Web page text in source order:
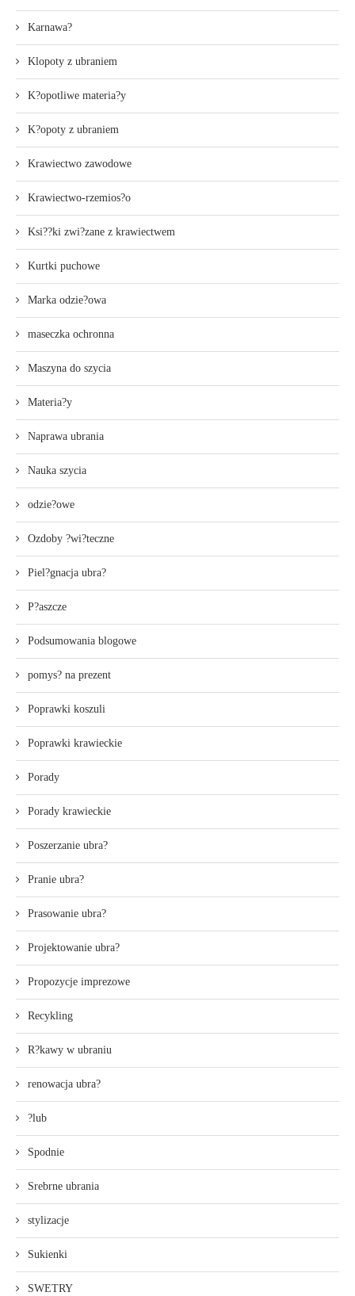
Karnawa?
Klopoty z ubraniem
K?opotliwe materia?y
K?opoty z ubraniem
Krawiectwo zawodowe
Krawiectwo-rzemios?o
Ksi??ki zwi?zane z krawiectwem
Kurtki puchowe
Marka odzie?owa
maseczka ochronna
Maszyna do szycia
Materia?y
Naprawa ubrania
Nauka szycia
odzie?owe
Ozdoby ?wi?teczne
Piel?gnacja ubra?
P?aszcze
Podsumowania blogowe
pomys? na prezent
Poprawki koszuli
Poprawki krawieckie
Porady
Porady krawieckie
Poszerzanie ubra?
Pranie ubra?
Prasowanie ubra?
Projektowanie ubra?
Propozycje imprezowe
Recykling
R?kawy w ubraniu
renowacja ubra?
?lub
Spodnie
Srebrne ubrania
stylizacje
Sukienki
SWETRY